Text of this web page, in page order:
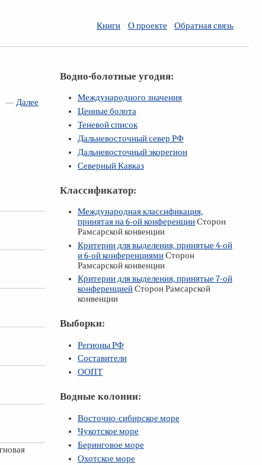
Книги О проекте Обратная связь
—Далее
Водно-болотные угодия:
Международного значения
Ценные болота
Теневой список
Дальневосточный север РФ
Дальневосточный экорегион
Северный Кавказ
Классификатор:
Международная классификация,
принятая на6-ойконференцииСторон
Рамсарской конвенции
Критерии для выделения, принятые 4-ой
и6-ойконференциямиСторон
Рамсарской конвенции
Критерии для выделения, принятые 7-ой
конференциейСторон Рамсарской
конвенции
Выборки:
Регионы РФ
Составители
ООПТ
Водные колонии:
Восточно-сибирское море
Чукотское море
Беринговое море
Охотское море